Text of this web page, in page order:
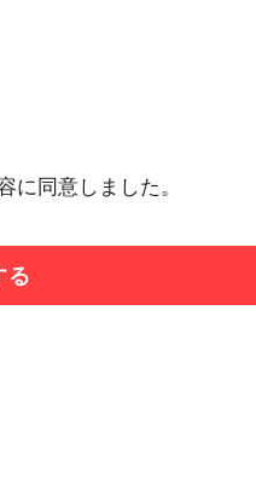
に同意しました。
る